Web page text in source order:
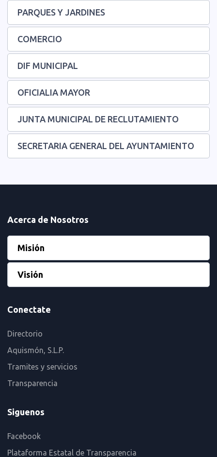
PARQUES Y JARDINES
COMERCIO
DIF MUNICIPAL
OFICIALIA MAYOR
JUNTA MUNICIPAL DE RECLUTAMIENTO
SECRETARIA GENERAL DEL AYUNTAMIENTO
Acerca de Nosotros
Misión
Visión
Conectate
Directorio
Aquismón, S.L.P.
Tramites y servicios
Transparencia
Siguenos
Facebook
Plataforma Estatal de Transparencia